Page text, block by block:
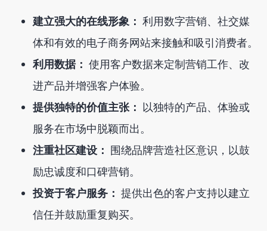
建立强大的在线形象： 利用数字营销、社交媒
体和有效的电子商务网站来接触和吸引消费者。
利用数据： 使用客户数据来定制营销工作、改
进产品并增强客户体验。
提供独特的价值主张： 以独特的产品、体验或
服务在市场中脱颖而出。
注重社区建设： 围绕品牌营造社区意识，以鼓
励忠诚度和口碑营销。
投资于客户服务： 提供出色的客户支持以建立
信任并鼓励重复购买。